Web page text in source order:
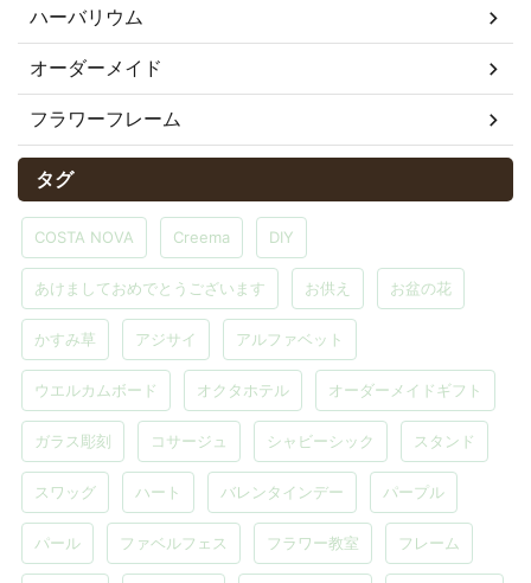
ハーバリウム
オーダーメイド
フラワーフレーム
タグ
COSTA NOVA Creema DIY
あけましておめでとうございます お供え お盆の花
かすみ草 アジサイ アルファベット
ウエルカムボード オクタホテル オーダーメイドギフト
ガラス彫刻 コサージュ シャビーシック スタンド
スワッグ ハート バレンタインデー パープル
パール ファベルフェス フラワー教室 フレーム